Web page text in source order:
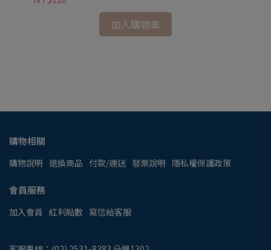
加入購物車
購物相關
購物說明 退換商品 付款/運送 發票說明 隱私權保護政策
會員服務
加入會員 紅利點數 寫信給客服